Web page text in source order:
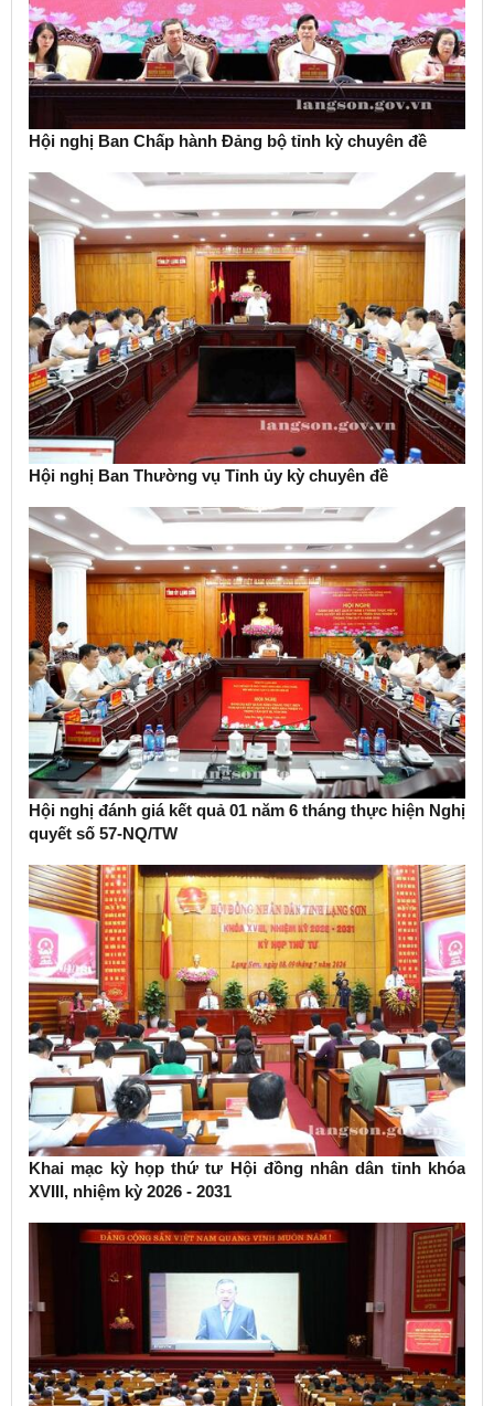
Hội nghị Ban Chấp hành Đảng bộ tỉnh kỳ chuyên đề
Hội nghị Ban Thường vụ Tỉnh ủy kỳ chuyên đề
Hội nghị đánh giá kết quả 01 năm 6 tháng thực hiện Nghị
quyết số 57-NQ/TW
Khai mạc kỳ họp thứ tư Hội đồng nhân dân tỉnh khóa
XVIII, nhiệm kỳ 2026 - 2031